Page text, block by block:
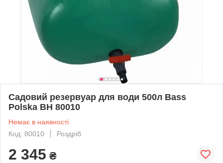
Садовий резервуар для води 500л Bass
Polska BH 80010
Немає в наявності
Код: 80010
Роздріб
2 345 ₴